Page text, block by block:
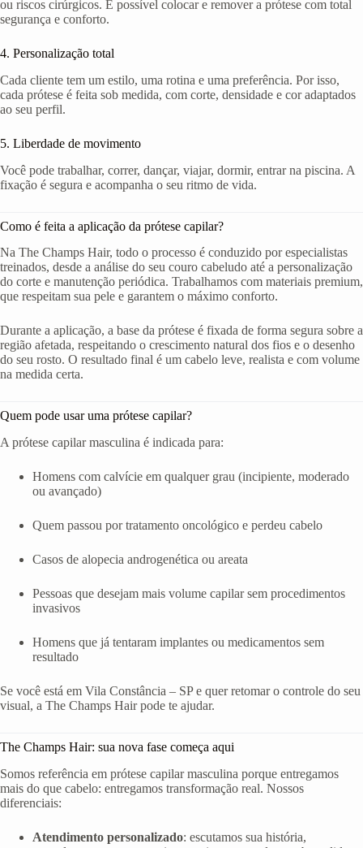
ou riscos cirúrgicos. É possível colocar e remover a prótese com total
segurança e conforto.
4. Personalização total
Cada cliente tem um estilo, uma rotina e uma preferência. Por isso,
cada prótese é feita sob medida, com corte, densidade e cor adaptados
ao seu perfil.
5. Liberdade de movimento
Você pode trabalhar, correr, dançar, viajar, dormir, entrar na piscina. A
fixação é segura e acompanha o seu ritmo de vida.
Como é feita a aplicação da prótese capilar?
Na The Champs Hair, todo o processo é conduzido por especialistas
treinados, desde a análise do seu couro cabeludo até a personalização
do corte e manutenção periódica. Trabalhamos com materiais premium,
que respeitam sua pele e garantem o máximo conforto.
Durante a aplicação, a base da prótese é fixada de forma segura sobre a
região afetada, respeitando o crescimento natural dos fios e o desenho
do seu rosto. O resultado final é um cabelo leve, realista e com volume
na medida certa.
Quem pode usar uma prótese capilar?
A prótese capilar masculina é indicada para:
Homens com calvície em qualquer grau (incipiente, moderado
ou avançado)
Quem passou por tratamento oncológico e perdeu cabelo
Casos de alopecia androgenética ou areata
Pessoas que desejam mais volume capilar sem procedimentos
invasivos
Homens que já tentaram implantes ou medicamentos sem
resultado
Se você está em Vila Constância – SP e quer retomar o controle do seu
visual, a The Champs Hair pode te ajudar.
The Champs Hair: sua nova fase começa aqui
Somos referência em prótese capilar masculina porque entregamos
mais do que cabelo: entregamos transformação real. Nossos
diferenciais:
Atendimento personalizado: escutamos sua história,